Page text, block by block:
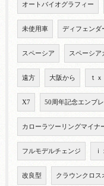
オートバイオグラフィー
未使用車 ディフェンダ
スペーシア スペーシア
遠方 大阪から ｔｘ
X7 50周年記念エンブ
カローラツーリングマイナ
フルモデルチェンジ ｉ
改良型 クラウンクロス